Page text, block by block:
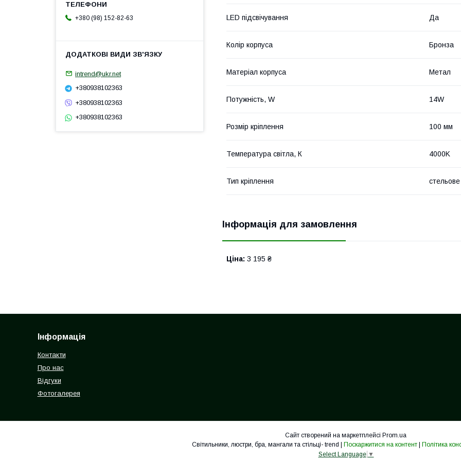
LED підсвічування Да
Колір корпуса Бронза
Матеріал корпуса Метал
Потужність, W 14W
Розмір кріплення 100 мм
Температура світла, К 4000K
Тип кріплення
Інформація для замовлення
Ціна: 3 195 ₴
+380 (98) 152-82-63
intrend@ukr.net
+380938102363
+380938102363
+380938102363
Інформація
Контакти
Про нас
Відгуки
Фотогалерея
Сайт створений на маркетплейсі Prom.ua
Cвітильники, люстри, бра, мангали та стільці- trend | Поскаржитися на контент | Політика
Select Language ▼